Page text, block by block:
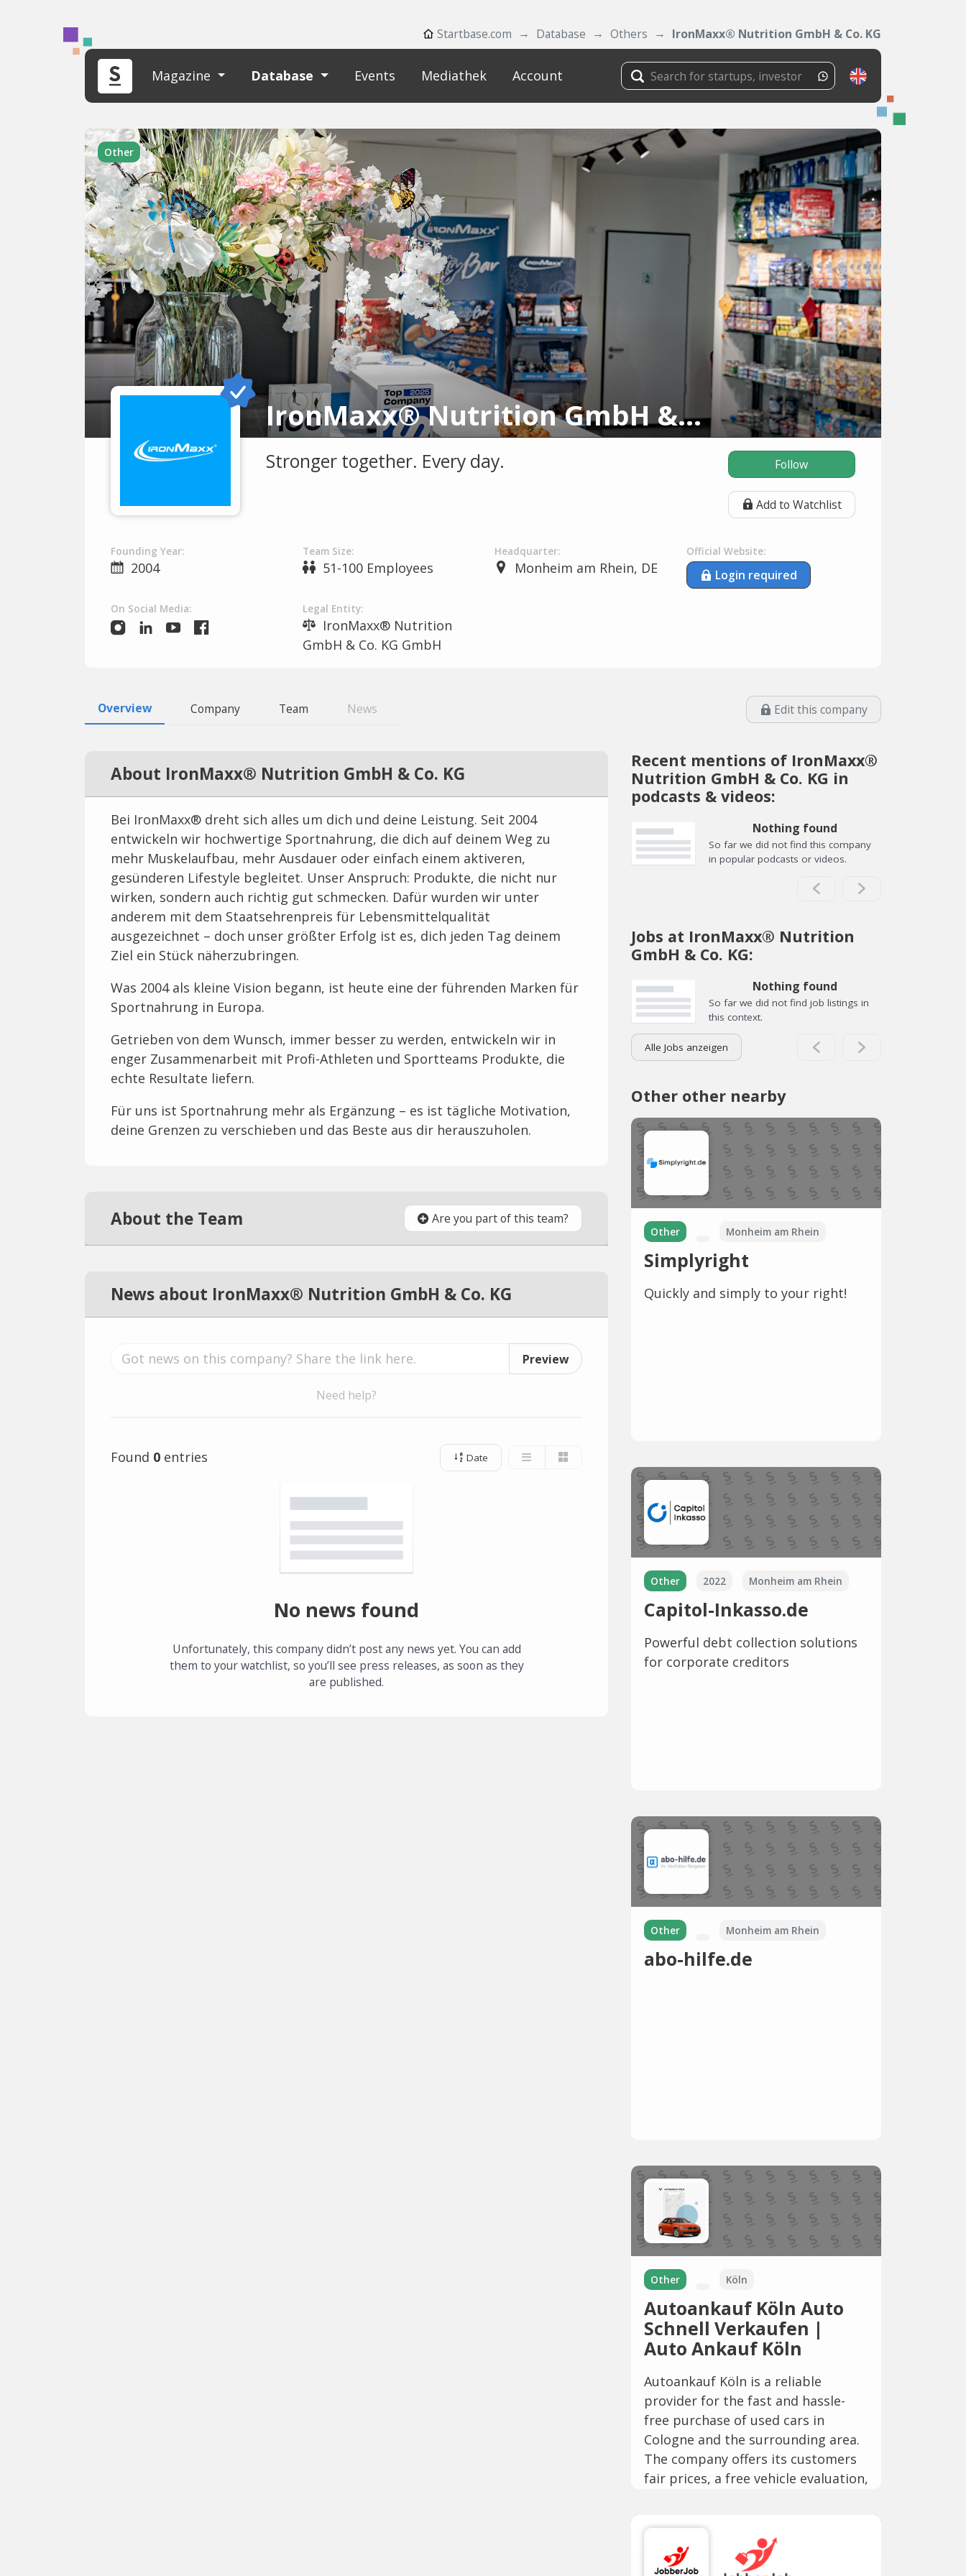
Startbase.com Database Others IronMaxx® Nutrition GmbH & Co. KG
Magazine Database Events Mediathek Account
Other
IronMaxx® Nutrition GmbH & Co. KG
Stronger together. Every day. Follow
Add to Watchlist
Founding Year:
2004
Team Size:
51-100 Employees
Headquarter:
Monheim am Rhein, DE
Official Website:
Login required
On Social Media: Legal Entity:
IronMaxx® Nutrition
GmbH & Co. KG GmbH
Overview Company Team News Edit this company
About IronMaxx® Nutrition GmbH & Co. KG
Bei IronMaxx® dreht sich alles um dich und deine Leistung. Seit 2004
entwickeln wir hochwertige Sportnahrung, die dich auf deinem Weg zu
mehr Muskelaufbau, mehr Ausdauer oder einfach einem aktiveren,
gesünderen Lifestyle begleitet. Unser Anspruch: Produkte, die nicht nur
wirken, sondern auch richtig gut schmecken. Dafür wurden wir unter
anderem mit dem Staatsehrenpreis für Lebensmittelqualität
ausgezeichnet – doch unser größter Erfolg ist es, dich jeden Tag deinem
Ziel ein Stück näherzubringen.
Was 2004 als kleine Vision begann, ist heute eine der führenden Marken für
Sportnahrung in Europa.
Getrieben von dem Wunsch, immer besser zu werden, entwickeln wir in
enger Zusammenarbeit mit Profi-Athleten und Sportteams Produkte, die
echte Resultate liefern.
Für uns ist Sportnahrung mehr als Ergänzung – es ist tägliche Motivation,
deine Grenzen zu verschieben und das Beste aus dir herauszuholen.
About the Team Are you part of this team?
News about IronMaxx® Nutrition GmbH & Co. KG
Preview
Need help?
Found 0 entries Date
No news found
Unfortunately, this company didn’t post any news yet. You can add
them to your watchlist, so you’ll see press releases, as soon as they
are published.
Recent mentions of IronMaxx®
Nutrition GmbH & Co. KG in
podcasts & videos:
Nothing found
So far we did not find this company
in popular podcasts or videos.
Jobs at IronMaxx® Nutrition
GmbH & Co. KG:
Nothing found
So far we did not find job listings in
this context.
Alle Jobs anzeigen
Other other nearby
Other Monheim am Rhein
Simplyright
Quickly and simply to your right!
Other 2022 Monheim am Rhein
Capitol-Inkasso.de
Powerful debt collection solutions
for corporate creditors
Other Monheim am Rhein
abo-hilfe.de
Other Köln
Autoankauf Köln Auto
Schnell Verkaufen |
Auto Ankauf Köln
Autoankauf Köln is a reliable
provider for the fast and hassle-
free purchase of used cars in
Cologne and the surrounding area.
The company offers its customers
fair prices, a free vehicle evaluation,